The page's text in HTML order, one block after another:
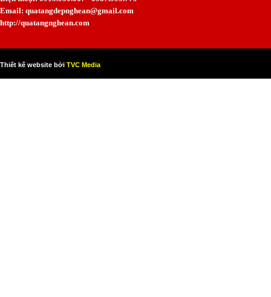
Email: quatangdepnghean@gmail.com
http://quatangnghean.com
Thiết kế website bởi TVC Media